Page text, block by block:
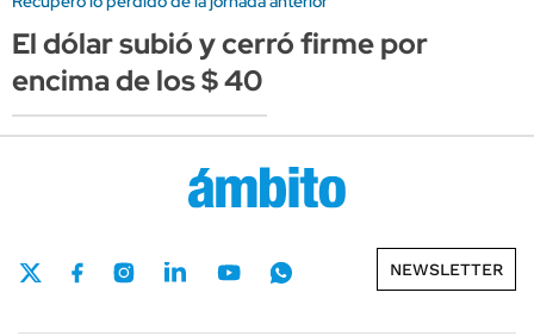
El dólar subió y cerró firme por
encima de los $ 40
NEWSLETTER